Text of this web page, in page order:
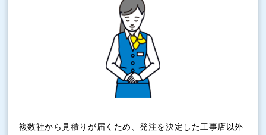
複数社から見積りが届くため、発注を決定した工事店以外